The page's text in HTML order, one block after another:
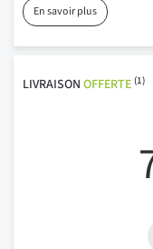
En savoir plus
LIVRAISON OFFERTE (1)